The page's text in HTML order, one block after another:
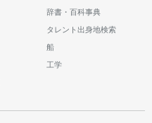
辞書・百科事典
タレント出身地検索
船
工学